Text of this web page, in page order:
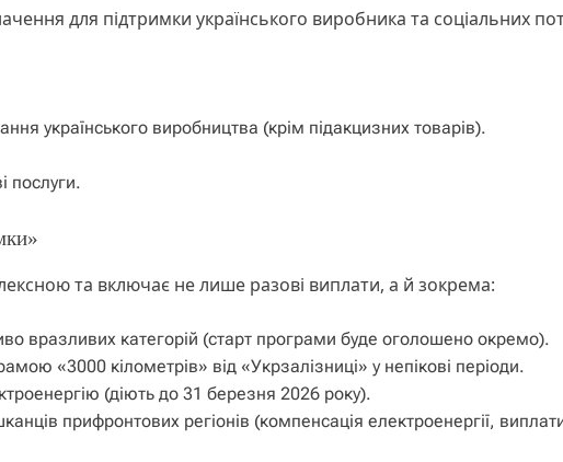
для підтримки українського виробника та соціальних
українського виробництва (крім підакцизних товарів).
послуги.
та включає не лише разові виплати, а й зокрема:
вразливих категорій (старт програми буде оголошено окремо).
«3000 кілометрів» від «Укрзалізниці» у непікові періоди.
(діють до 31 березня 2026 року).
прифронтових регіонів (компенсація електроенергії,